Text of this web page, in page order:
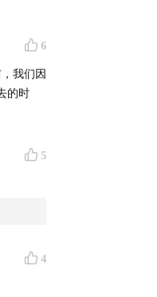
6
我们因
的时
5
4